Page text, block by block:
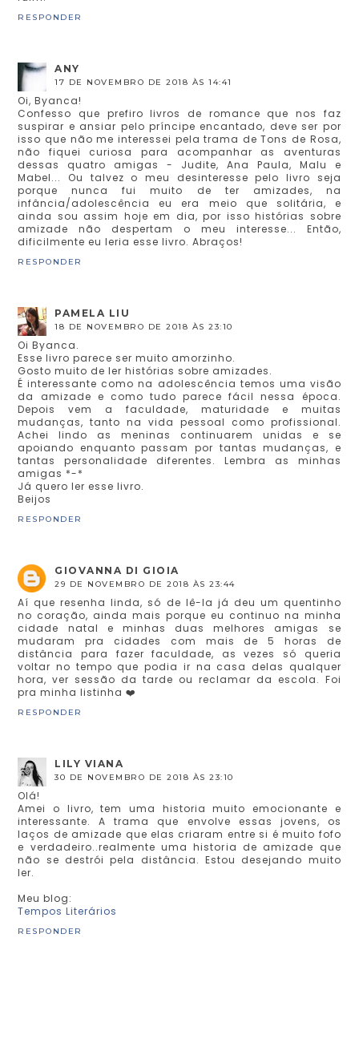
RESPONDER
ANY
17 DE NOVEMBRO DE 2018 ÀS 14:41
Oi, Byanca!
Confesso que prefiro livros de romance que nos faz
suspirar e ansiar pelo príncipe encantado, deve ser por
isso que não me interessei pela trama de Tons de Rosa,
não fiquei curiosa para acompanhar as aventuras
dessas quatro amigas - Judite, Ana Paula, Malu e
Mabel... Ou talvez o meu desinteresse pelo livro seja
porque nunca fui muito de ter amizades, na
infância/adolescência eu era meio que solitária, e
ainda sou assim hoje em dia, por isso histórias sobre
amizade não despertam o meu interesse... Então,
dificilmente eu leria esse livro. Abraços!
RESPONDER
PAMELA LIU
18 DE NOVEMBRO DE 2018 ÀS 23:10
Oi Byanca.
Esse livro parece ser muito amorzinho.
Gosto muito de ler histórias sobre amizades.
É interessante como na adolescência temos uma visão
da amizade e como tudo parece fácil nessa época.
Depois vem a faculdade, maturidade e muitas
mudanças, tanto na vida pessoal como profissional.
Achei lindo as meninas continuarem unidas e se
apoiando enquanto passam por tantas mudanças, e
tantas personalidade diferentes. Lembra as minhas
amigas *-*
Já quero ler esse livro.
Beijos
RESPONDER
GIOVANNA DI GIOIA
29 DE NOVEMBRO DE 2018 ÀS 23:44
Aí que resenha linda, só de lê-la já deu um quentinho
no coração, ainda mais porque eu continuo na minha
cidade natal e minhas duas melhores amigas se
mudaram pra cidades com mais de 5 horas de
distância para fazer faculdade, as vezes só queria
voltar no tempo que podia ir na casa delas qualquer
hora, ver sessão da tarde ou reclamar da escola. Foi
pra minha listinha ❤️
RESPONDER
LILY VIANA
30 DE NOVEMBRO DE 2018 ÀS 23:10
Olá!
Amei o livro, tem uma historia muito emocionante e
interessante. A trama que envolve essas jovens, os
laços de amizade que elas criaram entre si é muito fofo
e verdadeiro..realmente uma historia de amizade que
não se destrói pela distância. Estou desejando muito
ler.
Meu blog:
Tempos Literários
RESPONDER